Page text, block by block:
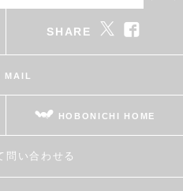
SHARE
MAIL
HOBONICHI HOME
問い合わせる